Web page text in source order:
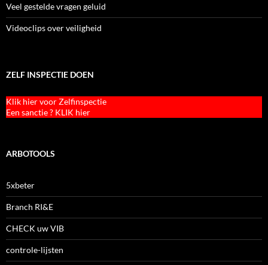
Veel gestelde vragen geluid
Videoclips over veiligheid
ZELF INSPECTIE DOEN
Klik hier voor Zelfinspectie
Een sanctie ? KLIK hier
ARBOTOOLS
5xbeter
Branch RI&E
CHECK uw VIB
controle-lijsten